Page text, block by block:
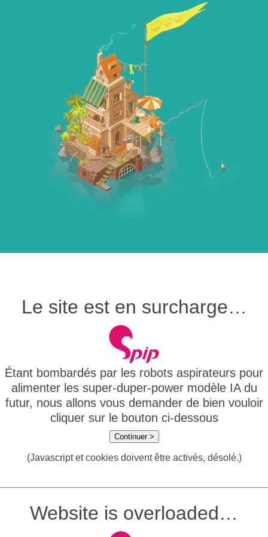
Le site est en surcharge…
Étant bombardés par les robots aspirateurs pour
alimenter les super-duper-power modèle IA du
futur, nous allons vous demander de bien vouloir
cliquer sur le bouton ci-dessous
Continuer >
(Javascript et cookies doivent être activés, désolé.)
Website is overloaded…